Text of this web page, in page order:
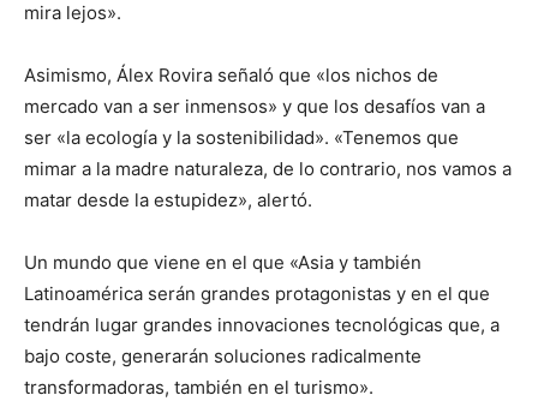
mira lejos».
Asimismo, Álex Rovira señaló que «los nichos de
mercado van a ser inmensos» y que los desafíos van a
ser «la ecología y la sostenibilidad». «Tenemos que
mimar a la madre naturaleza, de lo contrario, nos vamos a
matar desde la estupidez», alertó.
Un mundo que viene en el que «Asia y también
Latinoamérica serán grandes protagonistas y en el que
tendrán lugar grandes innovaciones tecnológicas que, a
bajo coste, generarán soluciones radicalmente
transformadoras, también en el turismo».